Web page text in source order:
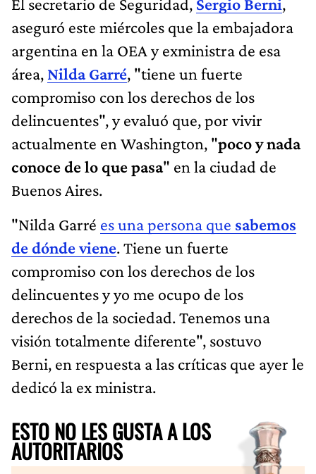
El secretario de Seguridad, Sergio Berni,
aseguró este miércoles que la embajadora
argentina en la OEA y exministra de esa
área, Nilda Garré, "tiene un fuerte
compromiso con los derechos de los
delincuentes", y evaluó que, por vivir
actualmente en Washington, "poco y nada
conoce de lo que pasa" en la ciudad de
Buenos Aires.
"Nilda Garré es una persona que sabemos
de dónde viene. Tiene un fuerte
compromiso con los derechos de los
delincuentes y yo me ocupo de los
derechos de la sociedad. Tenemos una
visión totalmente diferente", sostuvo
Berni, en respuesta a las críticas que ayer le
dedicó la ex ministra.
ESTO NO LES GUSTA A LOS
AUTORITARIOS